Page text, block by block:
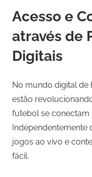
Acesso e
através de
Digitais
No mundo digital
estão
futebol se conectam
Independentemente
jogos ao vivo e
fácil.